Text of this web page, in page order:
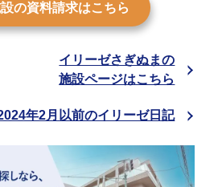
の資料請求はこちら
イリーゼさぎぬまの
施設ページはこちら
年2月以前のイリーゼ日記